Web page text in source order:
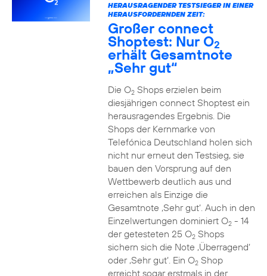
HERAUSRAGENDER TESTSIEGER IN EINER
HERAUSFORDERNDEN ZEIT:
Großer connect
Shoptest: Nur O2
erhält Gesamtnote
„Sehr gut“
Die O2Shops erzielen beim
diesjährigen connect Shoptest ein
herausragendes Ergebnis. Die
Shops der Kernmarke von
Telefónica Deutschland holen sich
nicht nur erneut den Testsieg, sie
bauen den Vorsprung auf den
Wettbewerb deutlich aus und
erreichen als Einzige die
Gesamtnote ‚Sehr gut‘. Auch in den
Einzelwertungen dominiert O2- 14
der getesteten 25 O2Shops
sichern sich die Note ‚Überragend‘
oder ‚Sehr gut‘. Ein O2Shop
erreicht sogar erstmals in der